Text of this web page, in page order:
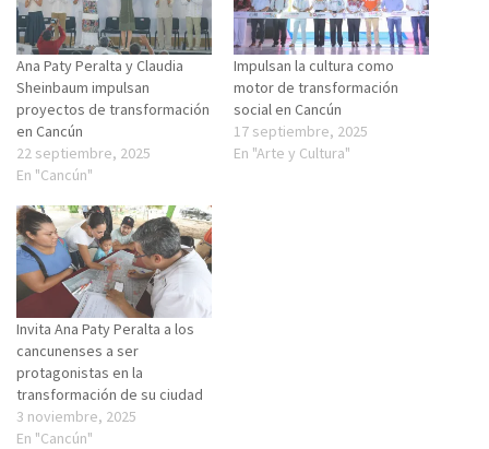
Ana Paty Peralta y Claudia
Sheinbaum impulsan
proyectos de transformación
en Cancún
22 septiembre, 2025
En "Cancún"
Impulsan la cultura como
motor de transformación
social en Cancún
17 septiembre, 2025
En "Arte y Cultura"
Invita Ana Paty Peralta a los
cancunenses a ser
protagonistas en la
transformación de su ciudad
3 noviembre, 2025
En "Cancún"